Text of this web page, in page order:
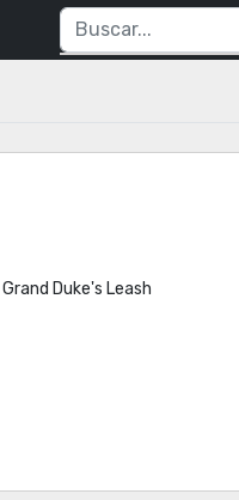
Duke's Leash